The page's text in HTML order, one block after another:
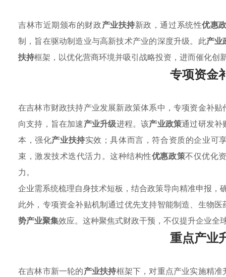
吉林市近期颁布的财政产业扶持新政，通过系统性优惠
制，旨在驱动制造业与高新技术产业的深度升级。此产业
扶持框架，以优化营商环境并吸引战略投资，进而催化
专项资金
在吉林市财政扶持产业发展新政策体系中，专项资金补
向支持，旨在加速产业升级进程。该产业政策通过研发补
本，强化产业扶持实效；具体而言，符合资质的企业可
束，激发技术迭代活力。这种结构性优惠政策不仅优化
力。
企业需系统梳理自身技术短板，结合政策导向精准申报，
此外，专项资金补贴机制通过优先支持智能制造、生物
势产业聚集效应。这种聚焦式财政干预，不仅提升企业全
重点产业
在吉林市新一轮的产业扶持框架下，对重点产业实施精